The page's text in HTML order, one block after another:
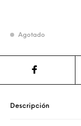
Agotado
Descripción